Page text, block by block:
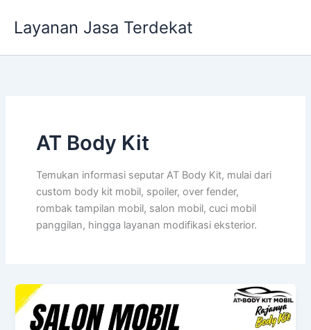
Layanan Jasa Terdekat
AT Body Kit
Temukan informasi seputar AT Body Kit, mulai dari
custom body kit mobil, spoiler, over fender,
rombak tampilan mobil, salon mobil, cuci mobil
panggilan, hingga layanan modifikasi eksterior.